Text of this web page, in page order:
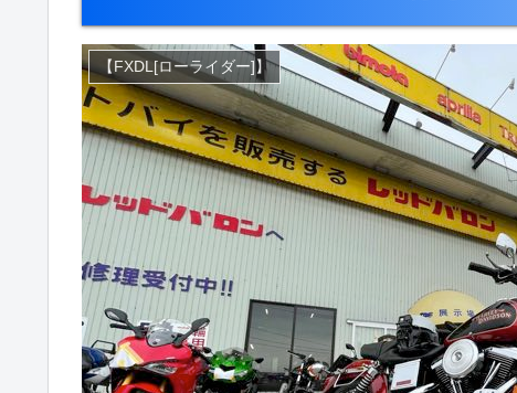
【FXDL[ローライダー]】